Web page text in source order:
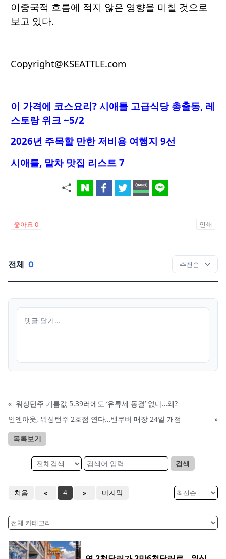
이중국적 흐름에 적지 않은 영향을 미칠 것으로
보고 있다.
Copyright@KSEATTLE.com
이 가격에 코스요리? 시애틀 고급식당 총출동, 레
스토랑 위크 ~5/2
2026년 주목할 만한 저비용 여행지 9선
시애틀, 말차 맛집 리스트 7
좋아요 0 인쇄
전체 0
« 워싱턴주 기름값 5.39러에도 ‘유류세 동결’ 없다…왜?
인앤아웃, 워싱턴주 2호점 연다…밴쿠버 매장 24일 개점
»
목록보기
검색
처음 « 4 » 마지막